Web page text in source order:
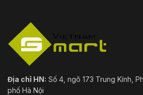
Địa chỉ HN: Số 4, ngõ 173 Trung Kính,
phố Hà Nội